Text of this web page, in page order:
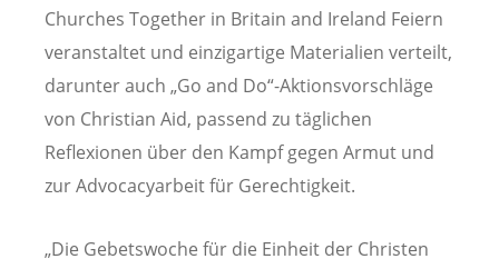
Churches Together in Britain and Ireland Feiern
veranstaltet und einzigartige Materialien verteilt,
darunter auch „Go and Do“-Aktionsvorschläge
von Christian Aid, passend zu täglichen
Reflexionen über den Kampf gegen Armut und
zur Advocacyarbeit für Gerechtigkeit.
„Die Gebetswoche für die Einheit der Christen